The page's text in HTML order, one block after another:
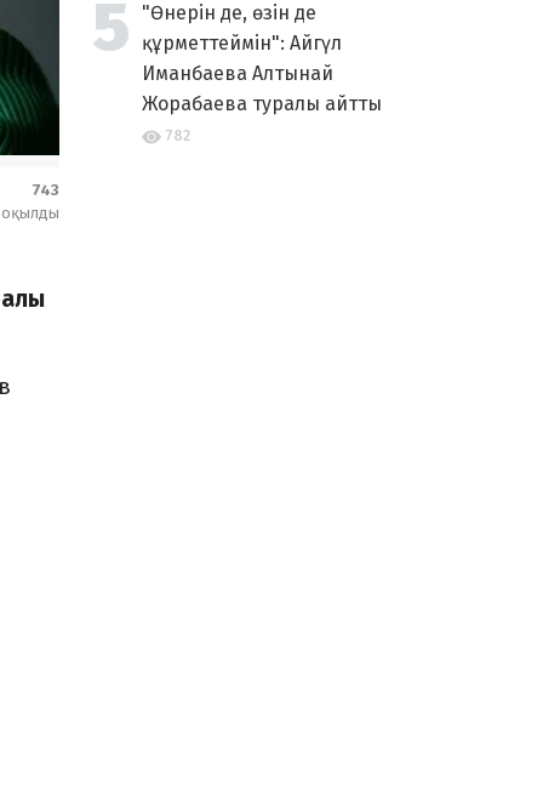
743
оқылды
"Өнерін де, өзін де
құрметтеймін": Айгүл
Иманбаева Алтынай
Жорабаева туралы айтты
782